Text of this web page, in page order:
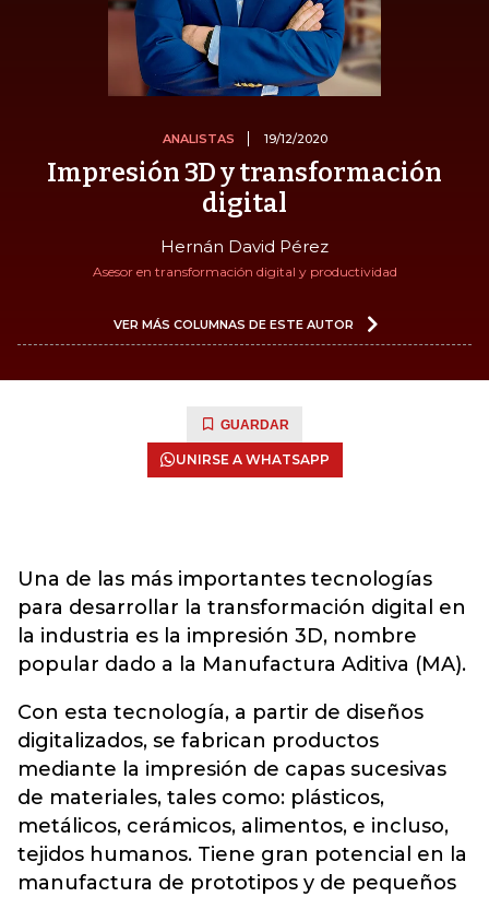
ANALISTAS 19/12/2020
Impresión 3D y transformación
digital
Hernán David Pérez
Asesor en transformación digital y productividad
VER MÁS COLUMNAS DE ESTE AUTOR
GUARDAR
UNIRSE A WHATSAPP
Una de las más importantes tecnologías
para desarrollar la transformación digital en
la industria es la impresión 3D, nombre
popular dado a la Manufactura Aditiva (MA).
Con esta tecnología, a partir de diseños
digitalizados, se fabrican productos
mediante la impresión de capas sucesivas
de materiales, tales como: plásticos,
metálicos, cerámicos, alimentos, e incluso,
tejidos humanos. Tiene gran potencial en la
manufactura de prototipos y de pequeños